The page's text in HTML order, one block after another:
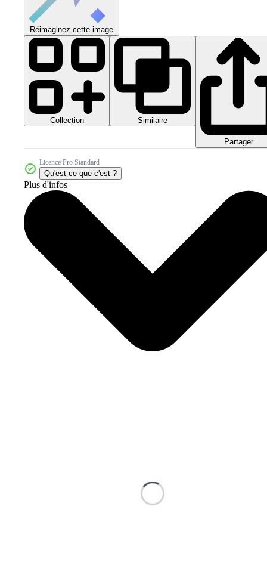
Réimaginez cette image
Collection Similaire
Partager
Licence Pro Standard
Qu'est-ce que c'est ?
Plus d'infos